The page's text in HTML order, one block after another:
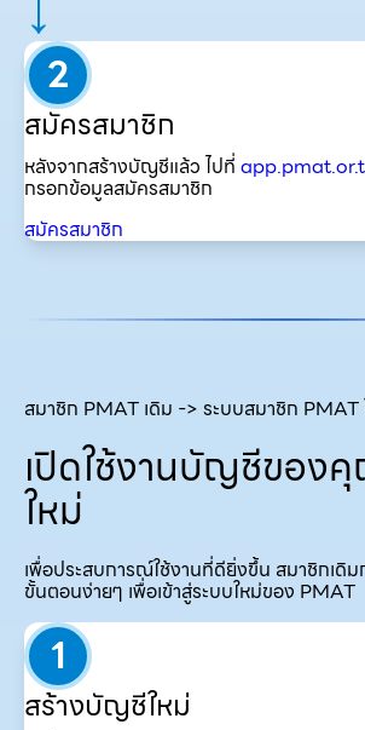
2
สมัครสมาชิก
หลังจากสร้างบัญชีแล้ว ไปที่
กรอกข้อมูลสมัครสมาชิก
สมัครสมาชิก
สมาชิก PMAT เดิม -> ระบบสมาชิก PMAT
เปิดใช้งานบัญชีของ
ใหม่
เพื่อประสบการณ์ใช้งานที่ดียิ่งขึ้น สมาชิกเดิ
ขั้นตอนง่ายๆ เพื่อเข้าสู่ระบบใหม่ของ PMAT
1
สร้างบัญชีใหม่